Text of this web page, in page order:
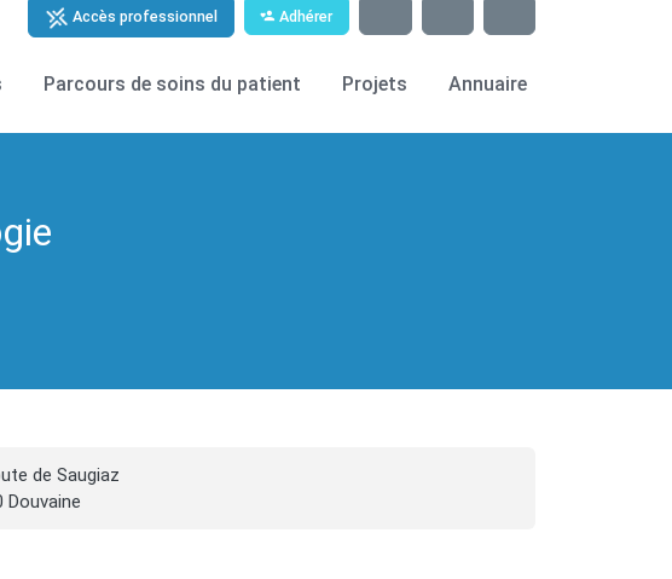
Accès professionnel Adhérer
Parcours de soins du patient Projets Annuaire
de Saugiaz
Douvaine